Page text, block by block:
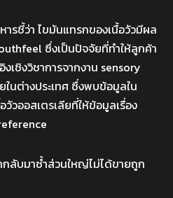
ารชี้ว่า ไขมันแทรกของเนื้อวัวมีผล
ซึ่งเป็นปัจจัยที่ทำให้ลูกค้า
เชิงวิชาการจากงาน sensory
นต่างประเทศ ซึ่งพบข้อมูลใน
วออสเตรเลียที่ให้ข้อมูลเรื่อง
ลับมาซ้ำส่วนใหญ่ไม่ได้ขายถูก